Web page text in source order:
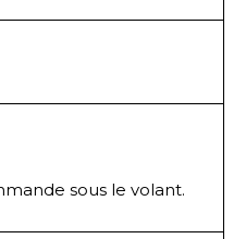
sous le volant.